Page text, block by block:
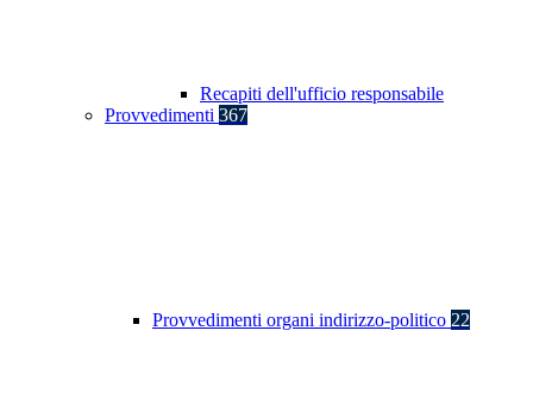
Recapiti dell'ufficio responsabile
Provvedimenti 367
Provvedimenti organi indirizzo-politico 22